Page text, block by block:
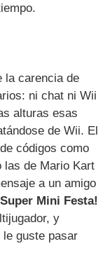
la carencia de
ni chat ni Wii
alturas esas
de Wii. El
códigos como
las de Mario Kart
a un amigo
Mini Festa!
y
le guste pasar